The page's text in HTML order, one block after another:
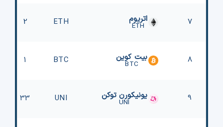
7 اتریوم
ETH
ETH
2
8 بیت کوین
BTC
BTC
1
9 یونیکورن توکن
UNI
UNI
33